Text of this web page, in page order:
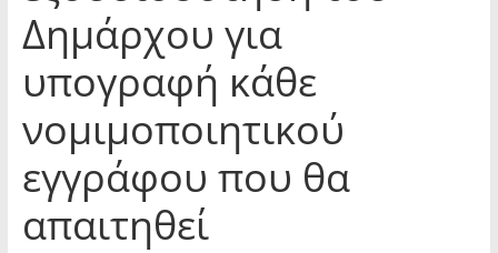
Δημάρχου για
υπογραφή κάθε
νομιμοποιητικού
εγγράφου που θα
απαιτηθεί